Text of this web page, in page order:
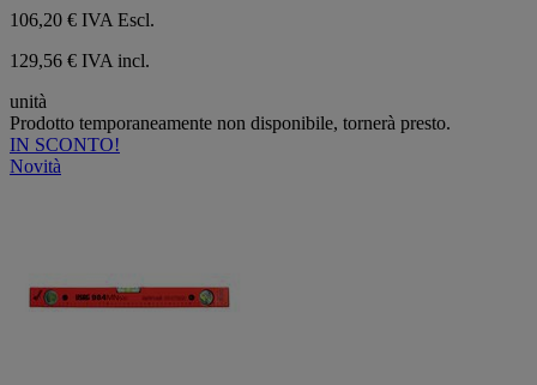
106,20 € IVA Escl.
129,56 € IVA incl.
unità
Prodotto temporaneamente non disponibile, tornerà presto.
IN SCONTO!
Novità